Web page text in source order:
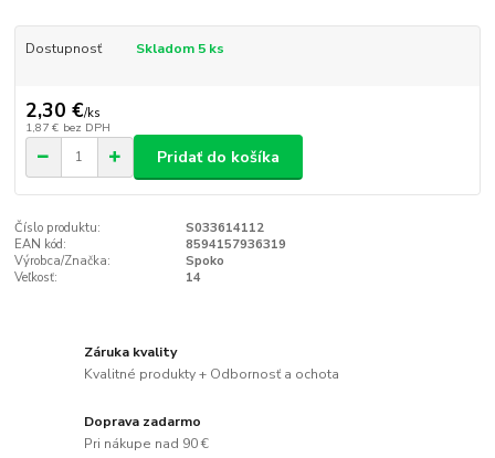
Dostupnosť Skladom 5 ks
2,30 €/ks
1,87 € bez DPH
Pridať do košíka
Číslo produktu:
S033614112
EAN kód:
8594157936319
Výrobca/Značka:
Spoko
Veľkosť:
14
Záruka kvality
Kvalitné produkty + Odbornosť a ochota
Doprava zadarmo
Pri nákupe nad 90 €